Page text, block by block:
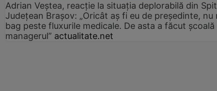
Adrian Veștea, reacție la situația deplorabilă din
Județean Brașov: „Oricât aș fi eu de președinte, nu
bag peste fluxurile medicale. De asta a făcut școală
managerul” actualitate.net